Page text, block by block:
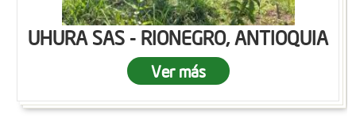
UHURA SAS - RIONEGRO, ANTIOQUIA
Ver más